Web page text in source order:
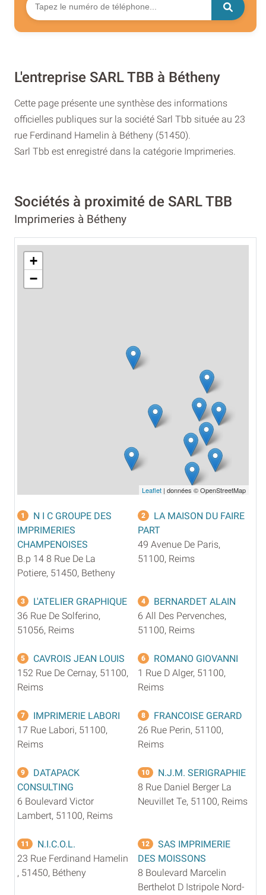
L'entreprise SARL TBB à Bétheny
Cette page présente une synthèse des informations
officielles publiques sur la société Sarl Tbb située au 23
rue Ferdinand Hamelin à Bétheny (51450).
Sarl Tbb est enregistré dans la catégorie Imprimeries.
Sociétés à proximité de SARL TBB
Imprimeries à Bétheny
+
−
Leaflet | données © OpenStreetMap
1
N I C GROUPE DES
IMPRIMERIES
CHAMPENOISES
B.p 14 8 Rue De La
Potiere, 51450, Betheny
2
LA MAISON DU FAIRE
PART
49 Avenue De Paris,
51100, Reims
3
L'ATELIER GRAPHIQUE
36 Rue De Solferino,
51056, Reims
4
BERNARDET ALAIN
6 All Des Pervenches,
51100, Reims
5
CAVROIS JEAN LOUIS
152 Rue De Cernay, 51100,
Reims
6
ROMANO GIOVANNI
1 Rue D Alger, 51100,
Reims
7
IMPRIMERIE LABORI
17 Rue Labori, 51100,
Reims
8
FRANCOISE GERARD
26 Rue Perin, 51100,
Reims
9
DATAPACK
CONSULTING
6 Boulevard Victor
Lambert, 51100, Reims
10
N.J.M. SERIGRAPHIE
8 Rue Daniel Berger La
Neuvillet Te, 51100, Reims
11
N.I.C.O.L.
23 Rue Ferdinand Hamelin
, 51450, Bétheny
12
SAS IMPRIMERIE
DES MOISSONS
8 Boulevard Marcelin
Berthelot D Istripole Nord-